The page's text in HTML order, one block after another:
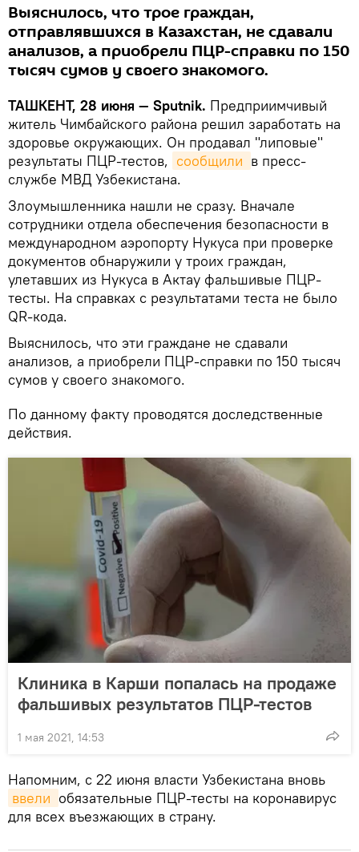
Выяснилось, что трое граждан,
отправлявшихся в Казахстан, не сдавали
анализов, а приобрели ПЦР-справки по 150
тысяч сумов у своего знакомого.
ТАШКЕНТ, 28 июня — Sputnik. Предприимчивый
житель Чимбайского района решил заработать на
здоровье окружающих. Он продавал "липовые"
результаты ПЦР-тестов, сообщили в пресс-
службе МВД Узбекистана.
Злоумышленника нашли не сразу. Вначале
сотрудники отдела обеспечения безопасности в
международном аэропорту Нукуса при проверке
документов обнаружили у троих граждан,
улетавших из Нукуса в Актау фальшивые ПЦР-
тесты. На справках с результатами теста не было
QR-кода.
Выяснилось, что эти граждане не сдавали
анализов, а приобрели ПЦР-справки по 150 тысяч
сумов у своего знакомого.
По данному факту проводятся доследственные
действия.
Клиника в Карши попалась на продаже
фальшивых результатов ПЦР-тестов
1 мая 2021, 14:53
Напомним, с 22 июня власти Узбекистана вновь
ввели обязательные ПЦР-тесты на коронавирус
для всех въезжающих в страну.